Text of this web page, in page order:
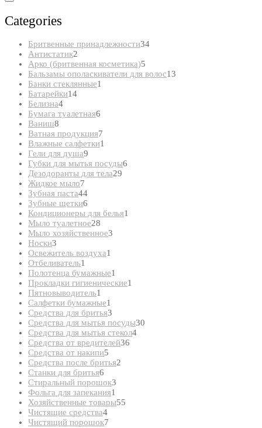
Categories
Бритвенные принадлежности3434
Антистатик2
товара
Арко (бритвенная косметика)5
товаров
Бальзамы ополаскиватели для волос13
Банки стеклянные1
Батарейки1414
Белизна44
товара
Бумага туалетная6
Ваниш8
товаров
Ватная продукция7
товаров
Влажные салфетки1
Гели для душа9
товаров
Губки для мытья посуды6
Дезодоранты для тела29
Жидкое мыло7
товаров
Зубная паста4444
Зубные щетки6
товаров
Кондиционеры для белья1
Мыло туалетное28
товаров
Мыло хозяйственное3
Носки3
товара
Освежитель воздуха1
Отбеливатель1
товар
Полотенца бумажные1
товар
Прокладки гигиенические1
Пятновыводитель1
товар
Салфетки бумажные1
товар
Средства для бритья3
товара
Средства для мытья посуды30
Средства для мытья стекол44
Средства от вредителей36
Средства от накипи5
товаров
Средства после бритья2
Станки для бритья6
товаров
Стиральный порошок3
Фольга для запекания1
товар
Хозяйственные товары55
Чистящие средства44
товара
Чистящий порошок7